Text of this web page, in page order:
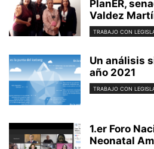
PlanER,
Valdez
TRABAJO CON
Un análisis
año 2021
TRABAJO CON
1.er Foro
Neonatal